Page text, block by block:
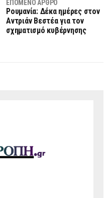
ΕΠΌΜΕΝΟ ΆΡΘΡΟ
Ρουμανία: Δέκα ημέρες στον
Αντριάν Βεστέα για τον
σχηματισμό κυβέρνησης